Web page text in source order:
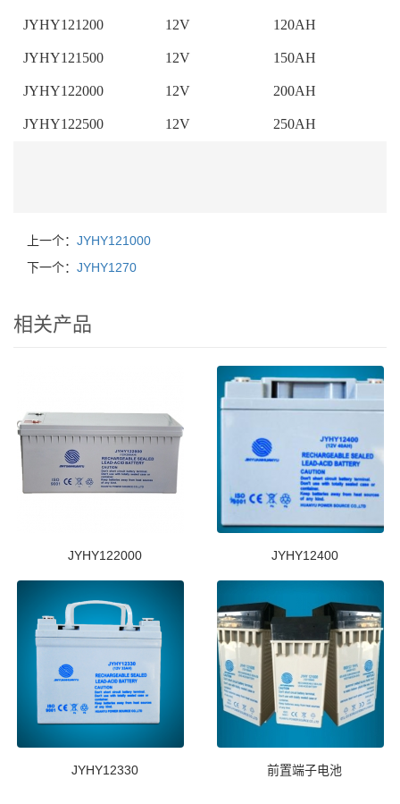
JYHY121200 12V 120AH
JYHY121500 12V 150AH
JYHY122000 12V 200AH
JYHY122500 12V 250AH
上一个： JYHY121000
下一个： JYHY1270
相关产品
JYHY122000 JYHY12400
JYHY12330 前置端子电池